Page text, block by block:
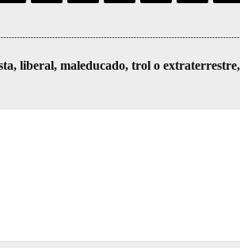
liberal, maleducado, trol o